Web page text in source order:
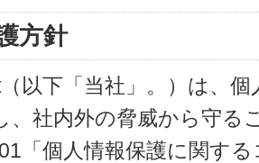
方針
以下「当社」。）は、
、社内外の脅威から守る
「個人情報保護に関す